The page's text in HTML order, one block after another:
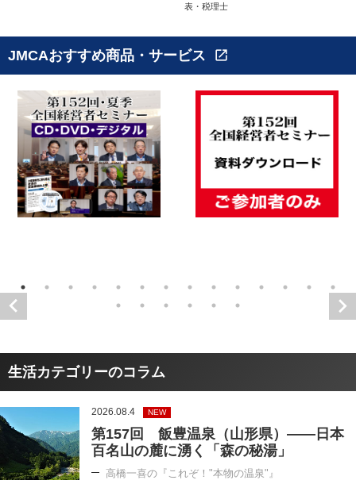
表・税理士
JMCAおすすめ商品・サービス open_in_new
生活カテゴリーのコラム
2026.08.4 NEW
第157回 飯豊温泉（山形県）――日本
百名山の麓に湧く「森の秘湯」
高橋一喜の『これぞ！"本物の温泉"』